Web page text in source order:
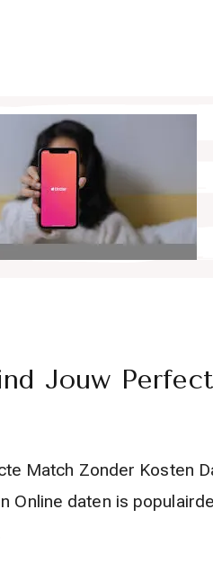
Jouw
Match Zonder Kosten
Online daten is